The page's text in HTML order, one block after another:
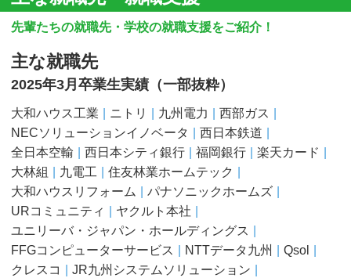
先輩たちの就職先・学校の就職支援をご紹介！
主な就職先
2025年3月卒業生実績（一部抜粋）
大和ハウス工業 ニトリ 九州電力
西部ガス
NECソリューションイノベータ
西日本鉄道
全日本空輸
西日本シティ銀行 福岡銀行
楽天カード
大林組
九電工
住友林業ホームテック
大和ハウスリフォーム
パナソニックホームズ
URコミュニティ
ヤクルト本社
ユニリーバ・ジャパン・ホールディングス
FFGコンピューターサービス
NTTデータ九州
Qsol
クレスコ
JR九州システムソリューション